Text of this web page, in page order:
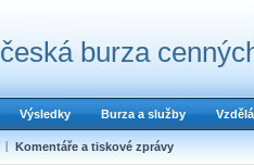
česká burza
Výsledky Burza a služby
Komentáře a tiskové zprávy